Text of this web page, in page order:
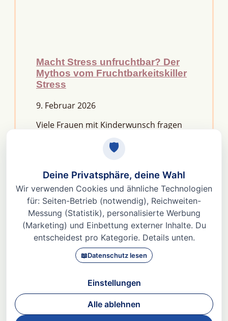
Macht Stress unfruchtbar? Der
Mythos vom Fruchtbarkeitskiller
Stress
9. Februar 2026
Viele Frauen mit Kinderwunsch fragen
kurze Antwort lautet: Nein, aber er kann
Fruchtbarkeit aus dem Gleichgewicht
bringen. Denn Stress
Weiterlesen »